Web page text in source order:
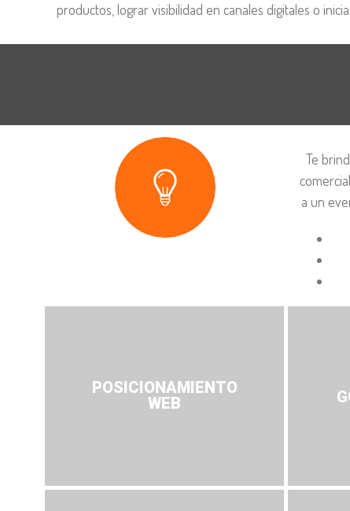
productos, lograr visibilidad en canales digitales o
Te
a un
POSICIONAMIENTO
WEB